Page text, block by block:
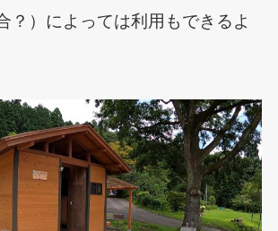
？）によっては利用もできるよ